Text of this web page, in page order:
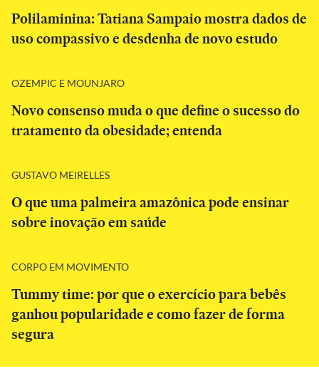
Polilaminina: Tatiana Sampaio mostra dados de
uso compassivo e desdenha de novo estudo
OZEMPIC E MOUNJARO
Novo consenso muda o que define o sucesso do
tratamento da obesidade; entenda
GUSTAVO MEIRELLES
O que uma palmeira amazônica pode ensinar
sobre inovação em saúde
CORPO EM MOVIMENTO
Tummy time: por que o exercício para bebês
ganhou popularidade e como fazer de forma
segura